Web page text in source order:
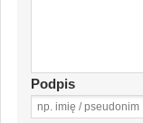
Podpis